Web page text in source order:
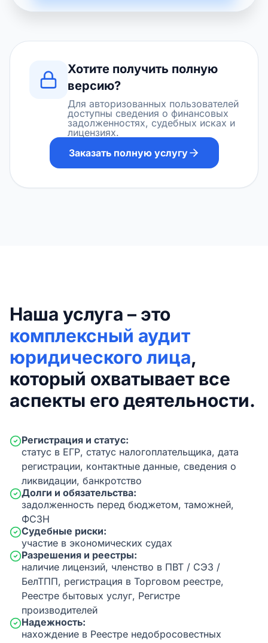
Хотите получить полную
версию?
Для авторизованных пользователей
доступны сведения о финансовых
задолженностях, судебных исках и
лицензиях.
Заказать полную услугу
Наша услуга – это
комплексный аудит
юридического лица,
который охватывает все
аспекты его деятельности.
Регистрация и статус:
статус в ЕГР, статус налогоплательщика, дата
регистрации, контактные данные, сведения о
ликвидации, банкротство
Долги и обязательства:
задолженность перед бюджетом, таможней,
ФСЗН
Судебные риски:
участие в экономических судах
Разрешения и реестры:
наличие лицензий, членство в ПВТ / СЭЗ /
БелТПП, регистрация в Торговом реестре,
Реестре бытовых услуг, Регистре
производителей
Надежность:
нахождение в Реестре недобросовестных